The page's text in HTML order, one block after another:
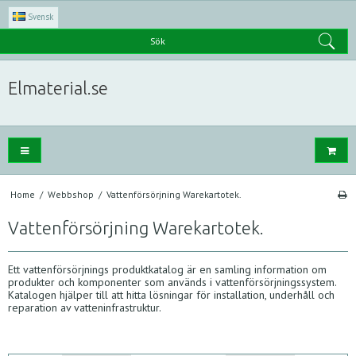
Svensk
Sök
Elmaterial.se
Home / Webbshop / Vattenförsörjning Warekartotek.
Vattenförsörjning Warekartotek.
Ett vattenförsörjnings produktkatalog är en samling information om
produkter och komponenter som används i vattenförsörjningssystem.
Katalogen hjälper till att hitta lösningar för installation, underhåll och
reparation av vatteninfrastruktur.